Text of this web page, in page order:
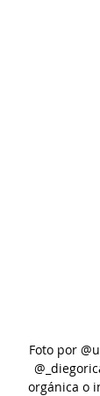
Foto por
orgánica o